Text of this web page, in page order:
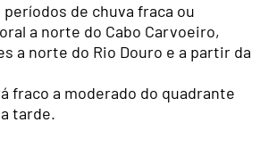
de chuva fraca ou
a norte do Cabo Carvoeiro,
a norte do Rio Douro e a partir da
fraco a moderado do quadrante
tarde.